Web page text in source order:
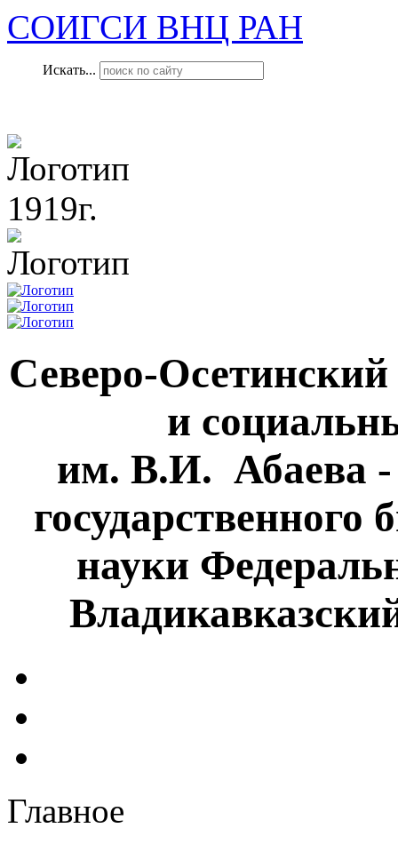
СОИГСИ ВНЦ РАН
Искать...
1919г.
Северо-
и
им. В.И. Абаева -
науки
Главное